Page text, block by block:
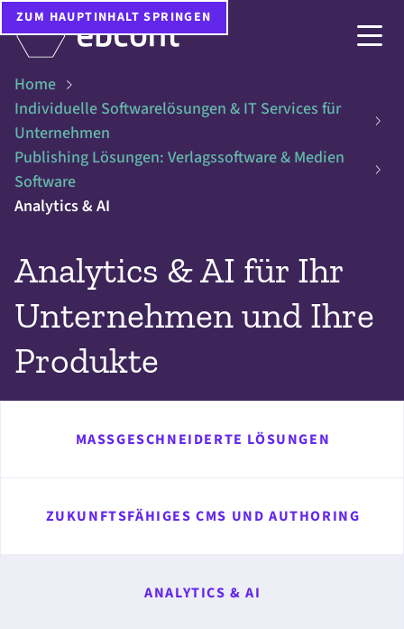
ZUM HAUPTINHALT SPRINGEN
Home
Individuelle Softwarelösungen & IT Services für
Unternehmen
Publishing Lösungen: Verlagssoftware & Medien
Software
Analytics & AI
Analytics & AI für Ihr
Unternehmen und Ihre
Produkte
MASSGESCHNEIDERTE LÖSUNGEN
ZUKUNFTSFÄHIGES CMS UND AUTHORING
ANALYTICS & AI